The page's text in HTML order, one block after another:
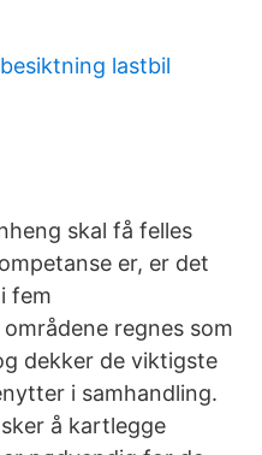
lastbil
skal få felles
er, er det
fem
regnes som
dekker de viktigste
i samhandling.
å kartlegge